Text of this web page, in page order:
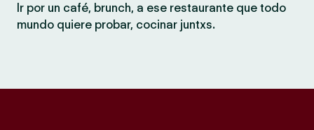
Ir por un café, brunch, a ese restaurante que todo
mundo quiere probar, cocinar juntxs.